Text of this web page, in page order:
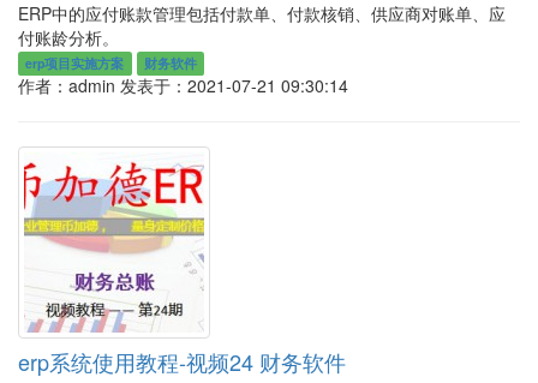
ERP中的应付账款管理包括付款单、付款核销、供应商对账单、应
付账龄分析。
erp项目实施方案 财务软件
作者：admin 发表于：2021-07-21 09:30:14
erp系统使用教程-视频24 财务软件